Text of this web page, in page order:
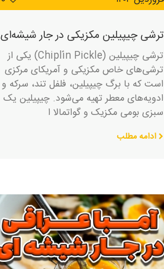
ترشی چیپیلین مکزیکی در جار شیشه‌ای
ترشی چیپیلین (Chiplín Pickle) یکی از
ترشی‌های خاص مکزیکی و آمریکای مرکزی
است که با برگ چیپیلین، فلفل تند، سرکه و
ادویه‌های معطر تهیه می‌شود. چیپیلین یک
سبزی بومی مکزیک و گواتمالا ا
ادامه مطلب